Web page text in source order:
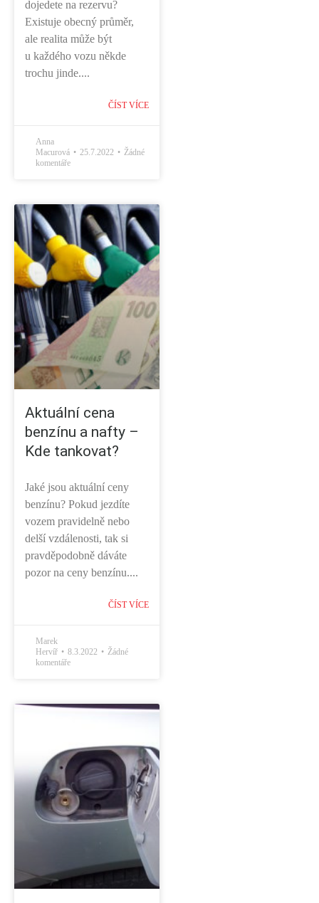
dojedete na rezervu?
Existuje obecný průměr,
ale realita může být
u každého vozu někde
trochu jinde....
ČÍST VÍCE
Anna
Macurová
25.7.2022
Žádné
komentáře
Aktuální cena
benzínu a nafty –
Kde tankovat?
Jaké jsou aktuální ceny
benzínu? Pokud jezdíte
vozem pravidelně nebo
delší vzdálenosti, tak si
pravděpodobně dáváte
pozor na ceny benzínu....
ČÍST VÍCE
Marek
Hervíř
8.3.2022
Žádné
komentáře